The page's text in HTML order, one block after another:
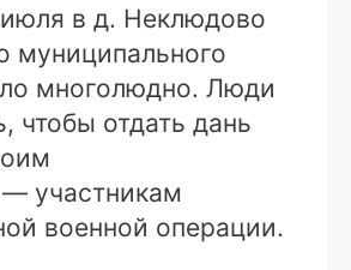
в д. Неклюдово
муниципального
многолюдно. Люди
чтобы отдать дань
участникам
военной операции.